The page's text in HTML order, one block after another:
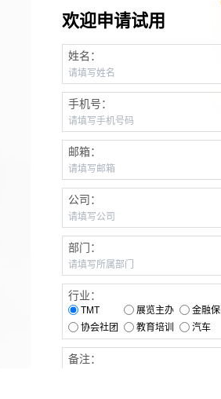
欢迎申请试用
姓名：
手机号：
邮箱：
公司：
部门：
行业：
TMT 展览主办 金融
协会社团
教育培训 汽车
备注：